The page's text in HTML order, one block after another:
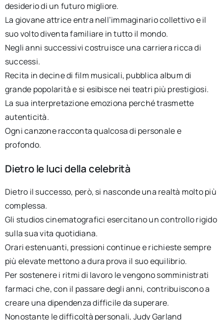
desiderio di un futuro migliore.
La giovane attrice entra nell’immaginario collettivo e il
suo volto diventa familiare in tutto il mondo.
Negli anni successivi costruisce una carriera ricca di
successi.
Recita in decine di film musicali, pubblica album di
grande popolarità e si esibisce nei teatri più prestigiosi.
La sua interpretazione emoziona perché trasmette
autenticità.
Ogni canzone racconta qualcosa di personale e
profondo.
Dietro le luci della celebrità
Dietro il successo, però, si nasconde una realtà molto più
complessa.
Gli studios cinematografici esercitano un controllo rigido
sulla sua vita quotidiana.
Orari estenuanti, pressioni continue e richieste sempre
più elevate mettono a dura prova il suo equilibrio.
Per sostenere i ritmi di lavoro le vengono somministrati
farmaci che, con il passare degli anni, contribuiscono a
creare una dipendenza difficile da superare.
Nonostante le difficoltà personali, Judy Garland